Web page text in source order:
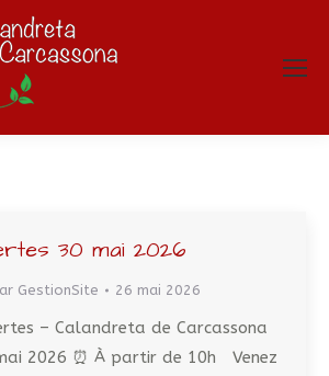
30 mai 2026
GestionSite 26 mai 2026
– Calandreta de Carcassona
2026 ⏰ À partir de 10h Venez